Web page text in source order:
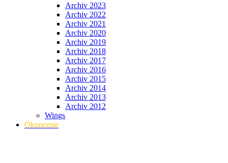
Archiv 2023
Archiv 2022
Archiv 2021
Archiv 2020
Archiv 2019
Archiv 2018
Archiv 2017
Archiv 2016
Archiv 2015
Archiv 2014
Archiv 2013
Archiv 2012
Wings
Ökonomie